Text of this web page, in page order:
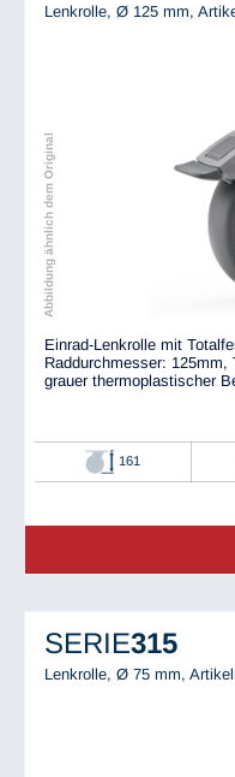
Lenkrolle, Ø 125 mm,
Abbildung ähnlich dem Original
Einrad-Lenkrolle mit
Raddurchmesser:
grauer thermoplastischer
161
SERIE315
Lenkrolle, Ø 75 mm,